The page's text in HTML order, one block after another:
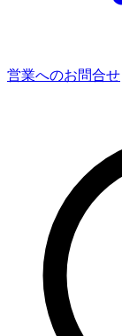
営業へのお問合せ